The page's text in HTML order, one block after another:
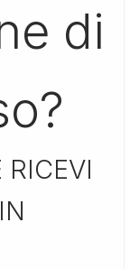
di